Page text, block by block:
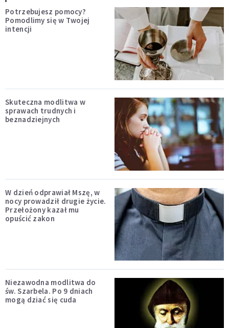
Potrzebujesz pomocy?
Pomodlimy się w Twojej
intencji
Skuteczna modlitwa w
sprawach trudnych i
beznadziejnych
W dzień odprawiał Mszę, w
nocy prowadził drugie życie.
Przełożony kazał mu
opuścić zakon
Niezawodna modlitwa do
św. Szarbela. Po 9 dniach
mogą dziać się cuda